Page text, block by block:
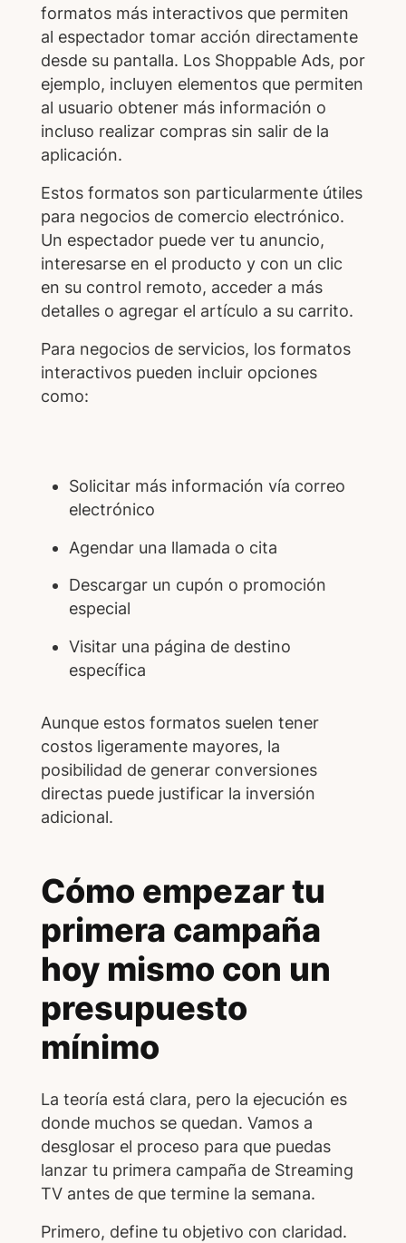
formatos más interactivos que permiten
al espectador tomar acción directamente
desde su pantalla. Los Shoppable Ads, por
ejemplo, incluyen elementos que permiten
al usuario obtener más información o
incluso realizar compras sin salir de la
aplicación.
Estos formatos son particularmente útiles
para negocios de comercio electrónico.
Un espectador puede ver tu anuncio,
interesarse en el producto y con un clic
en su control remoto, acceder a más
detalles o agregar el artículo a su carrito.
Para negocios de servicios, los formatos
interactivos pueden incluir opciones
como:
Solicitar más información vía correo
electrónico
Agendar una llamada o cita
Descargar un cupón o promoción
especial
Visitar una página de destino
específica
Aunque estos formatos suelen tener
costos ligeramente mayores, la
posibilidad de generar conversiones
directas puede justificar la inversión
adicional.
Cómo empezar tu
primera campaña
hoy mismo con un
presupuesto
mínimo
La teoría está clara, pero la ejecución es
donde muchos se quedan. Vamos a
desglosar el proceso para que puedas
lanzar tu primera campaña de Streaming
TV antes de que termine la semana.
Primero, define tu objetivo con claridad.